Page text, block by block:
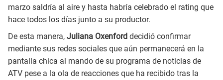
marzo saldría al aire y hasta habría celebrado el rating que
hace todos los días junto a su productor.
De esta manera, Juliana Oxenford decidió confirmar
mediante sus redes sociales que aún permanecerá en la
pantalla chica al mando de su programa de noticias de
ATV pese a la ola de reacciones que ha recibido tras la